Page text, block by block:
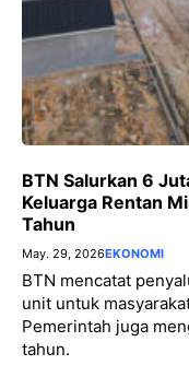
BTN Salurkan 6
Keluarga Rentan
Tahun
May. 29, 2026EKONOMI
BTN mencatat
unit untuk
Pemerintah juga
tahun.